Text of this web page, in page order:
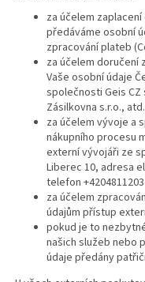
za účelem
předáváme osobní
zpracování plateb
za účelem doručení
Vaše osobní údaje
společnosti Geis CZ
Zásilkovna s.r.o., atd.
za účelem vývoje a
nákupního procesu
externí vývojáři ze
Liberec 10, adresa
telefon
za účelem
údajům přístup
pokud je to
našich služeb nebo
údaje předány